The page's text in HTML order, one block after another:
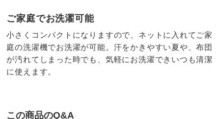
ご家庭でお洗濯可能
小さくコンパクトになりますので、ネットに入れてご家
庭の洗濯機でお洗濯が可能。汗をかきやすい夏や、布団
が汚れてしまった時でも、気軽にお洗濯できいつも清潔
に使えます。
この商品のQ&A